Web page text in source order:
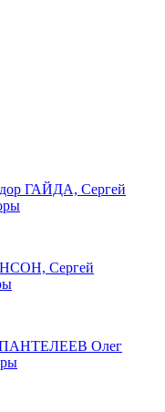
ГАЙДА, Сергей
Сергей
ПАНТЕЛЕЕВ Олег